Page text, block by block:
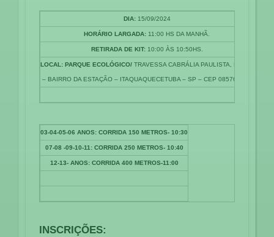
DIA: 15/09/2024
HORÁRIO LARGADA: 11:00 HS DA MANHÃ.
RETIRADA DE KIT: 10:00 ÀS 10:50HS.
LOCAL: PARQUE ECOLÓGICO/ TRAVESSA CABRÁLIA PAULISTA, Nº 100
– BAIRRO DA ESTAÇÃO – ITAQUAQUECETUBA – SP – CEP 08576-010.
03-04-05-06 ANOS: CORRIDA 150 METROS- 10:30
07-08 -09-10-11: CORRIDA 250 METROS- 10:40
12-13- ANOS: CORRIDA 400 METROS-11:00
INSCRIÇÕES: